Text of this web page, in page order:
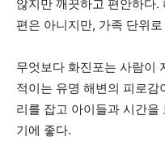
않지만 깨끗하고 편안하다
편은 아니지만, 가족 단위
무엇보다 화진포는 사람이
적이는 유명 해변의 피로
리를 잡고 아이들과 시간을
기에 좋다.